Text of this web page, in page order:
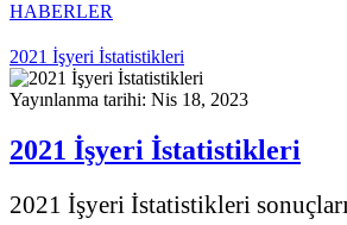
HABERLER
2021 İşyeri İstatistikleri
Yayınlanma tarihi: Nis 18, 2023
2021 İşyeri İstatistikleri
2021 İşyeri İstatistikleri